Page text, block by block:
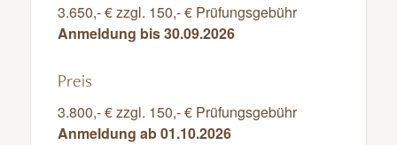
3.650,- € zzgl. 150,- € Prüfungsgebühr
Anmeldung bis 30.09.2026
Preis
3.800,- € zzgl. 150,- € Prüfungsgebühr
Anmeldung ab 01.10.2026